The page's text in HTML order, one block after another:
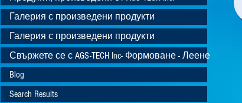
Галерия с произведени продукти
Галерия с произведени продукти
Свържете се с AGS-TECH Inc- Формоване - Леене
Blog
Search Results